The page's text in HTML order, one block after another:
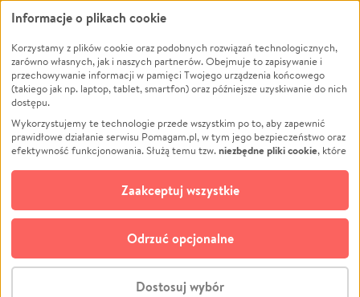
Leczenie
Zwierzęta
Pożar
Ukraina
Pomoc Finansowa
Projekty
Pogrzeb
Społeczność lokalna
Kultura
Powódź
Wichura
NGO
Edukacja
Podróż
Impreza
Ochrona środowiska
Biznes
© CROWDING SP. Z O.O.
Informacje o plikach cookie
Korzystamy z plików cookie oraz podobnych rozwiązań technologicznych,
zarówno własnych, jak i naszych partnerów. Obejmuje to zapisywanie i
przechowywanie informacji w pamięci Twojego urządzenia końcowego
(takiego jak np. laptop, tablet, smartfon) oraz późniejsze uzyskiwanie do nich
dostępu.
Wykorzystujemy te technologie przede wszystkim po to, aby zapewnić
prawidłowe działanie serwisu Pomagam.pl, w tym jego bezpieczeństwo oraz
efektywność funkcjonowania. Służą temu tzw.niezbędne pliki cookie, które
opcjonalnych plików cookie
technologii do celów analitycznych i retargetingowych. Możesz wyrazić
zgodę na ich stosowanie lub jej odmówić. W dowolnym momencie masz
możliwość zmiany swoich preferencji na stronie „Zarządzaj zgodami cookie”,
do której link znajdziesz w stopce serwisu Pomagam.pl. Opcjonalne pliki
cookie wykorzystywane są w następujących celach:
działanie serwisu Pomagam.pl. Dzięki nim możemy zrozumieć, jak
Dostosuj wybór
Odrzuć opcjonalne
Zaakceptuj wszystkie